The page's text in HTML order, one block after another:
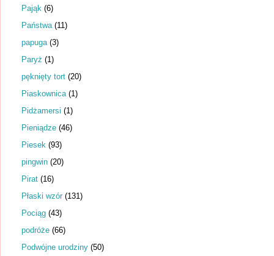
Pająk (6)
Państwa (11)
papuga (3)
Paryż (1)
pęknięty tort (20)
Piaskownica (1)
Pidżamersi (1)
Pieniądze (46)
Piesek (93)
pingwin (20)
Pirat (16)
Płaski wzór (131)
Pociąg (43)
podróże (66)
Podwójne urodziny (50)